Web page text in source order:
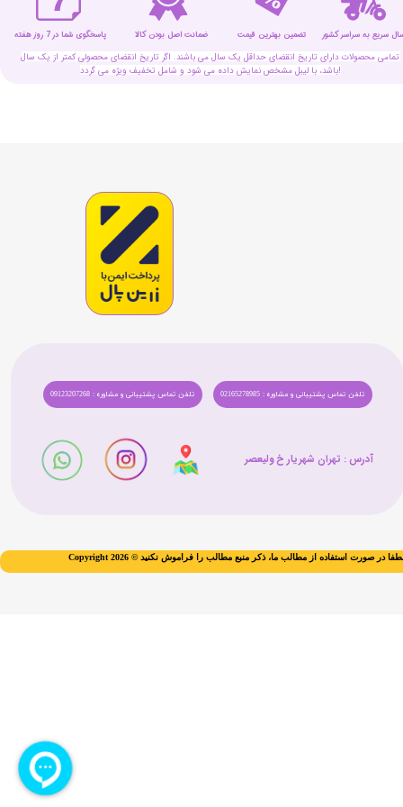
تمامی محصولات دارای تاریخ انقضای حداقل یک سال می باشند. اگر تاریخ انقضای محصولی کمتر از یک سال
باشد، با لیبل مشخص نمایش داده می شود و شامل تخفیف ویژه می گردد!
ضمانت اصل بودن کالا تضمین بهترین قیمت پاسخگوی شما در 7 روز هفته سریع به سراسر کشور
تلفن تماس پشتیبانی و مشاوره : 09123207268 تلفن تماس پشتیبانی و مشاوره : 02165278985
آدرس : تهران شهریار خ ولیعصر​​​​​​​